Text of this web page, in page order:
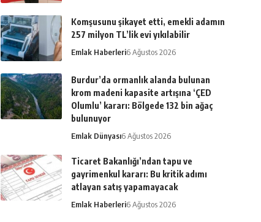
Komşusunu şikayet etti, emekli adamın
257 milyon TL’lik evi yıkılabilir
Emlak Haberleri6 Ağustos 2026
Burdur’da ormanlık alanda bulunan
krom madeni kapasite artışına ‘ÇED
Olumlu’ kararı: Bölgede 132 bin ağaç
bulunuyor
Emlak Dünyası6 Ağustos 2026
Ticaret Bakanlığı’ndan tapu ve
gayrimenkul kararı: Bu kritik adımı
atlayan satış yapamayacak
Emlak Haberleri6 Ağustos 2026